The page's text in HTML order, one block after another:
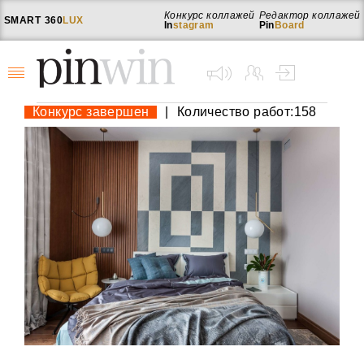
SMART 360LUX
Редактор коллажей
Pin Board
Конкурс коллажей
Instagram
Конкурс завершен Количество работ:158